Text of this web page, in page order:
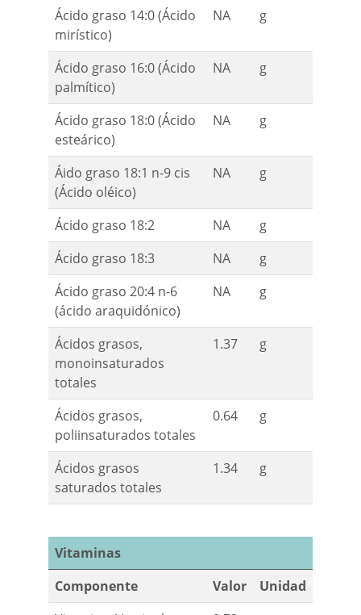
Ácido graso 14:0 (Ácido
mirístico)
NA g
Ácido graso 16:0 (Ácido
palmítico)
NA g
Ácido graso 18:0 (Ácido
esteárico)
NA g
Áido graso 18:1 n-9 cis
(Ácido oléico)
NA g
Ácido graso 18:2 NA
g
Ácido graso 18:3
NA
g
Ácido graso 20:4 n-6
(ácido araquidónico)
NA g
Ácidos grasos,
monoinsaturados
totales
1.37 g
Ácidos grasos,
poliinsaturados totales
0.64 g
Ácidos grasos
saturados totales
1.34 g
Vitaminas
Componente
Valor
Unidad